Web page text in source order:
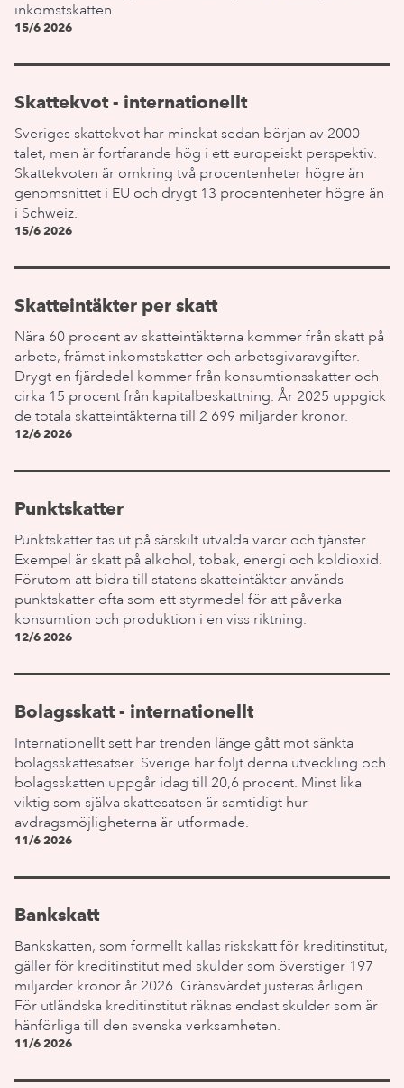
inkomstskatten.
15/6 2026
Skattekvot - internationellt
Sveriges skattekvot har minskat sedan början av 2000
talet, men är fortfarande hög i ett europeiskt perspektiv.
Skattekvoten är omkring två procentenheter högre än
genomsnittet i EU och drygt 13 procentenheter högre än
i Schweiz.
15/6 2026
Skatteintäkter per skatt
Nära 60 procent av skatteintäkterna kommer från skatt på
arbete, främst inkomstskatter och arbetsgivaravgifter.
Drygt en fjärdedel kommer från konsumtionsskatter och
cirka 15 procent från kapitalbeskattning. År 2025 uppgick
de totala skatteintäkterna till 2 699 miljarder kronor.
12/6 2026
Punktskatter
Punktskatter tas ut på särskilt utvalda varor och tjänster.
Exempel är skatt på alkohol, tobak, energi och koldioxid.
Förutom att bidra till statens skatteintäkter används
punktskatter ofta som ett styrmedel för att påverka
konsumtion och produktion i en viss riktning.
12/6 2026
Bolagsskatt - internationellt
Internationellt sett har trenden länge gått mot sänkta
bolagsskattesatser. Sverige har följt denna utveckling och
bolagsskatten uppgår idag till 20,6 procent. Minst lika
viktig som själva skattesatsen är samtidigt hur
avdragsmöjligheterna är utformade.
11/6 2026
Bankskatt
Bankskatten, som formellt kallas riskskatt för kreditinstitut,
gäller för kreditinstitut med skulder som överstiger 197
miljarder kronor år 2026. Gränsvärdet justeras årligen.
För utländska kreditinstitut räknas endast skulder som är
hänförliga till den svenska verksamheten.
11/6 2026